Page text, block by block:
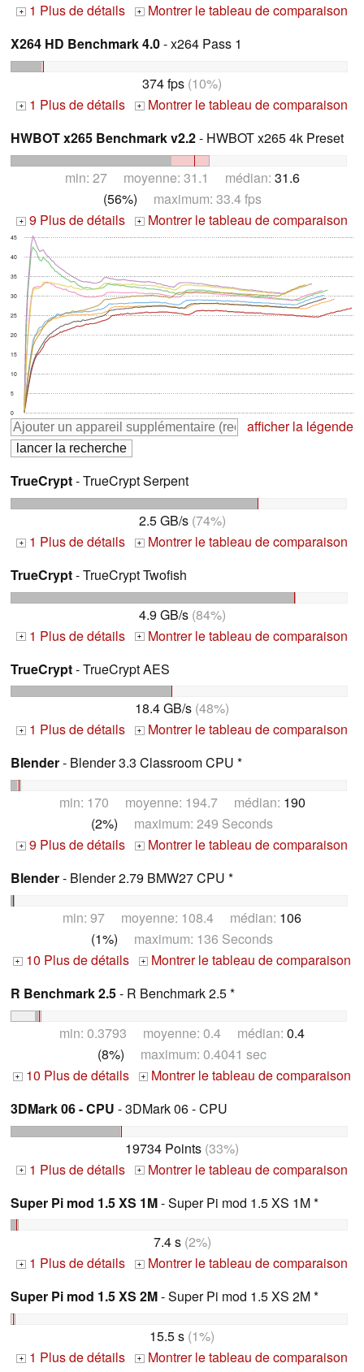
+ 1 Plus de détails + Montrer le tableau de comparaison
X264 HD Benchmark 4.0- x264 Pass 1
374 fps (10%)
+ 1 Plus de détails + Montrer le tableau de comparaison
HWBOT x265 Benchmark v2.2- HWBOT x265 4k Preset
min: 27 moyenne: 31.1 médian: 31.6
(56%) maximum: 33.4 fps
+ 9 Plus de détails + Montrer le tableau de comparaison
0
5
10
15
20
25
30
35
40
45
afficher la légende
TrueCrypt- TrueCrypt Serpent
2.5 GB/s(74%)
+ 1 Plus de détails + Montrer le tableau de comparaison
TrueCrypt- TrueCrypt Twofish
4.9 GB/s(84%)
+ 1 Plus de détails + Montrer le tableau de comparaison
TrueCrypt- TrueCrypt AES
18.4 GB/s (48%)
+ 1 Plus de détails + Montrer le tableau de comparaison
Blender- Blender 3.3 Classroom CPU *
min: 170 moyenne: 194.7 médian: 190
(2%) maximum: 249 Seconds
+ 9 Plus de détails + Montrer le tableau de comparaison
Blender- Blender 2.79 BMW27 CPU *
min: 97 moyenne: 108.4 médian: 106
(1%) maximum: 136 Seconds
+ 10 Plus de détails +
Montrer le tableau de comparaison
R Benchmark 2.5- R Benchmark 2.5 *
min: 0.3793 moyenne: 0.4 médian: 0.4
(8%) maximum: 0.4041 sec
+ 10 Plus de détails +
Montrer le tableau de comparaison
3DMark 06 - CPU - 3DMark 06 - CPU
19734 Points (33%)
+ 1 Plus de détails + Montrer le tableau de comparaison
Super Pi mod 1.5 XS 1M- Super Pi mod 1.5 XS 1M *
7.4 s(2%)
+ 1 Plus de détails + Montrer le tableau de comparaison
Super Pi mod 1.5 XS 2M- Super Pi mod 1.5 XS 2M *
15.5 s (1%)
+ 1 Plus de détails + Montrer le tableau de comparaison